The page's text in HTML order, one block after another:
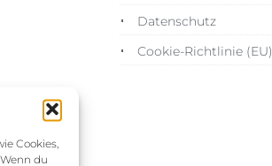
Cookies,
du
Datenschutz
Cookie-Richtlinie (EU)